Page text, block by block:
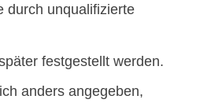
durch unqualifizierte
festgestellt werden.
anders angegeben,